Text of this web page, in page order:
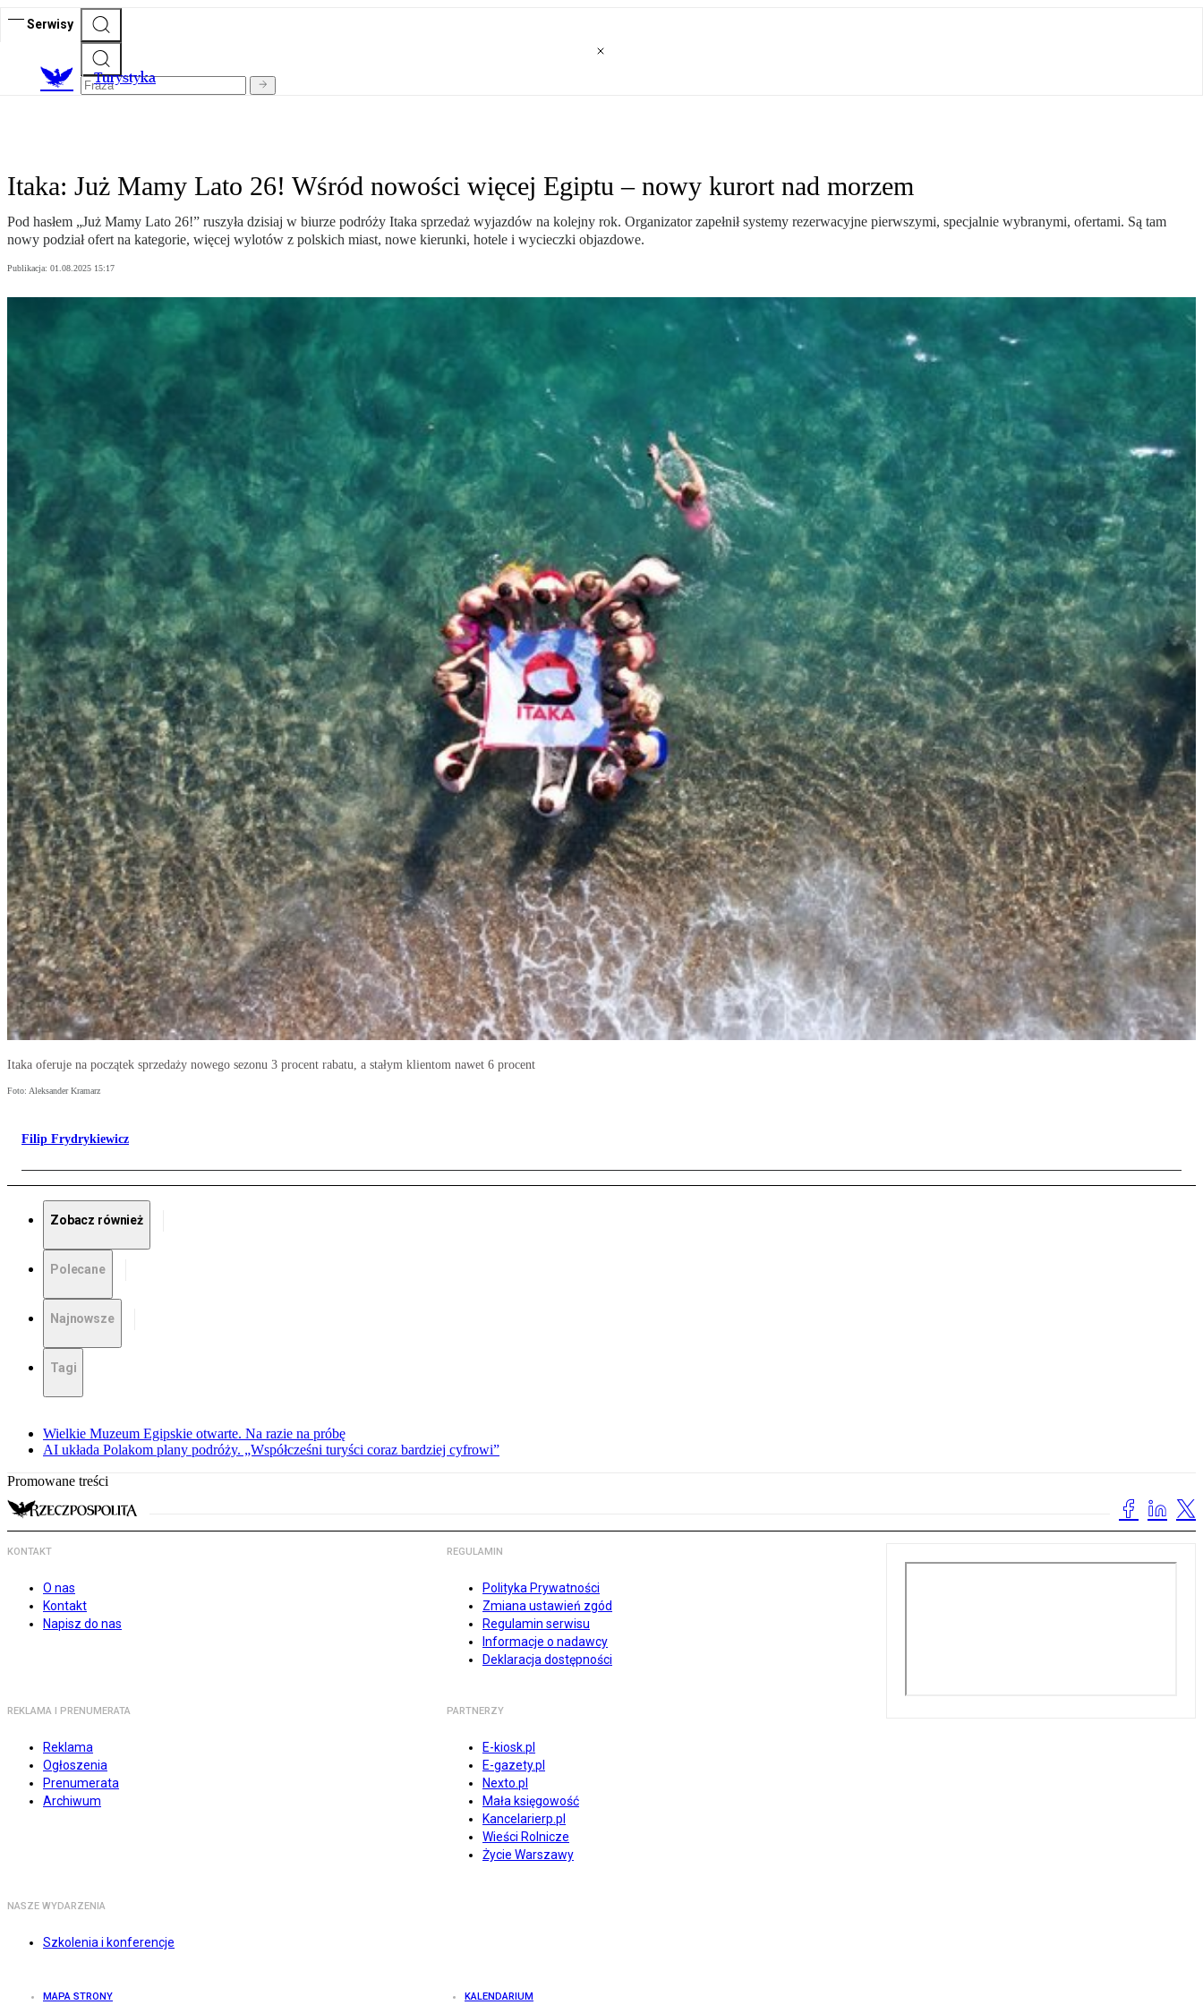
Serwisy
Turystyka
Itaka: Już Mamy Lato 26! Wśród nowości więcej Egiptu – nowy kurort nad morzem
Pod hasłem „Już Mamy Lato 26!” ruszyła dzisiaj w biurze podróży Itaka sprzedaż wyjazdów na kolejny rok. Organizator zapełnił systemy rezerwacyjne pierwszymi, specjalnie wybranymi, ofertami. Są tam
nowy podział ofert na kategorie, więcej wylotów z polskich miast, nowe kierunki, hotele i wycieczki objazdowe.
Publikacja: 01.08.2025 15:17
Itaka oferuje na początek sprzedaży nowego sezonu 3 procent rabatu, a stałym klientom nawet 6 procent
Foto: Aleksander Kramarz
Filip Frydrykiewicz
Zobacz również
Polecane
Najnowsze
Tagi
Wielkie Muzeum Egipskie otwarte. Na razie na próbę
AI układa Polakom plany podróży. „Współcześni turyści coraz bardziej cyfrowi”
Promowane treści
KONTAKT
O nas
Kontakt
Napisz do nas
REGULAMIN
Polityka Prywatności
Zmiana ustawień zgód
Regulamin serwisu
Informacje o nadawcy
Deklaracja dostępności
REKLAMA I PRENUMERATA
Reklama
Ogłoszenia
Prenumerata
Archiwum
PARTNERZY
E-kiosk.pl
E-gazety.pl
Nexto.pl
Mała księgowość
Kancelarierp.pl
Wieści Rolnicze
Życie Warszawy
NASZE WYDARZENIA
Szkolenia i konferencje
MAPA STRONY KALENDARIUM